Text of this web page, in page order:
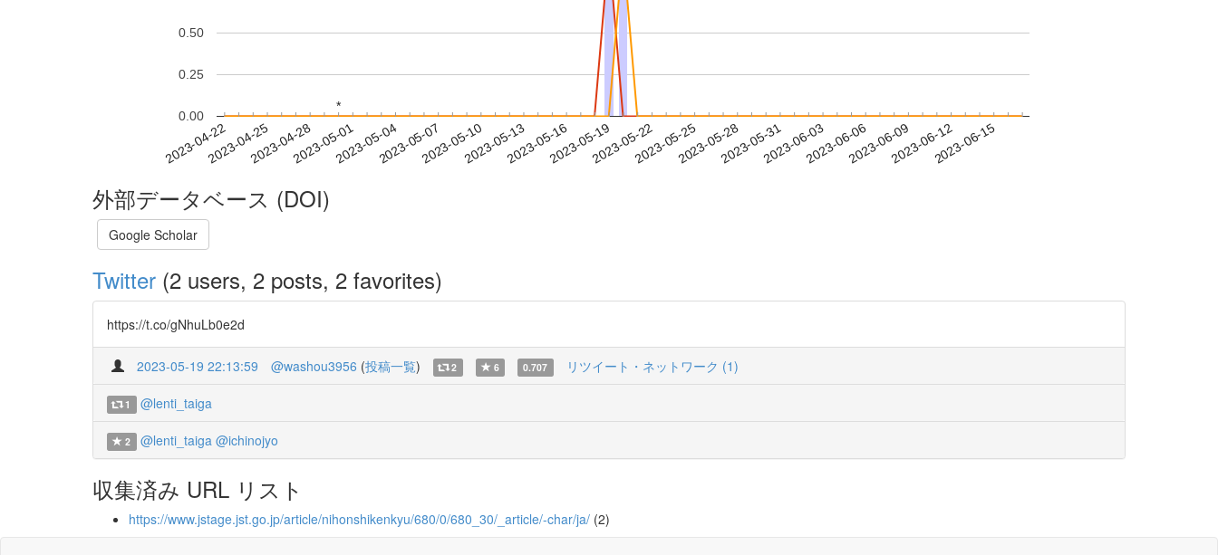
2023-04-222023-04-252023-04-282023-05-012023-05-042023-05-072023-05-102023-05-132023-05-162023-05-192023-05-222023-05-252023-05-282023-05-312023-06-032023-06-062023-06-092023-06-122023-06-15
0.00
0.25
0.50
*
*
外部データベース (DOI)
Google Scholar
Twitter (2 users, 2 posts, 2 favorites)
https://t.co/gNhuLb0e2d
2023-05-19 22:13:59 @washou3956 (投稿一覧) 2 6 0.707 リツイート・ネットワーク (1)
1 @lenti_taiga
2 @lenti_taiga @ichinojyo
収集済み URL リスト
https://www.jstage.jst.go.jp/article/nihonshikenkyu/680/0/680_30/_article/-char/ja/ (2)